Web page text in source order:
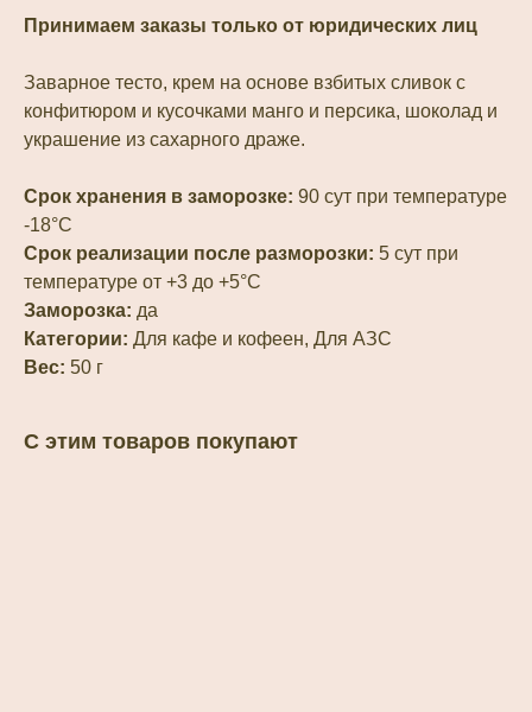
Принимаем заказы только от юридических лиц
Заварное тесто, крем на основе взбитых сливок с
конфитюром и кусочками манго и персика, шоколад и
украшение из сахарного драже.
Срок хранения в заморозке: 90 сут при температуре
-18°С
Срок реализации после разморозки: 5 сут при
температуре от +3 до +5°С
Заморозка: да
Категории: Для кафе и кофеен, Для АЗС
Вес: 50 г
С этим товаров покупают